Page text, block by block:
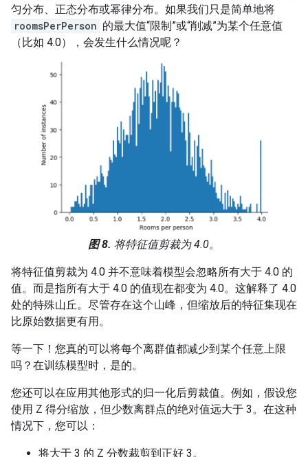
匀分布、正态分布或幂律分布。如果我们只是简单地将
roomsPerPerson 的最大值“限制”或“削减”为某个任意值
（比如 4.0），会发生什么情况呢？
图 8. 将特征值剪裁为 4.0。
将特征值剪裁为 4.0 并不意味着模型会忽略所有大于 4.0 的
值。而是指所有大于 4.0 的值现在都变为 4.0。这解释了 4.0
处的特殊山丘。尽管存在这个山峰，但缩放后的特征集现在
比原始数据更有用。
等一下！您真的可以将每个离群值都减少到某个任意上限
吗？在训练模型时，是的。
您还可以在应用其他形式的归一化后剪裁值。例如，假设您
使用 Z 得分缩放，但少数离群点的绝对值远大于 3。在这种
情况下，您可以：
将大于 3 的 Z 分数裁剪到正好 3。